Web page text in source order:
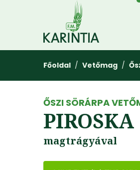
Főoldal / Vetőmag /
ŐSZI SÖRÁRPA
PIROSKA
magtrágyával